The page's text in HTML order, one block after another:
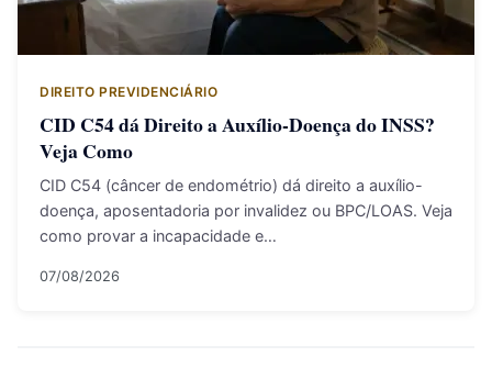
DIREITO PREVIDENCIÁRIO
CID C54 dá Direito a Auxílio-Doença do INSS?
Veja Como
CID C54 (câncer de endométrio) dá direito a auxílio-
doença, aposentadoria por invalidez ou BPC/LOAS. Veja
como provar a incapacidade e…
07/08/2026